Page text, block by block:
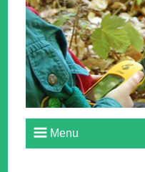
Menu